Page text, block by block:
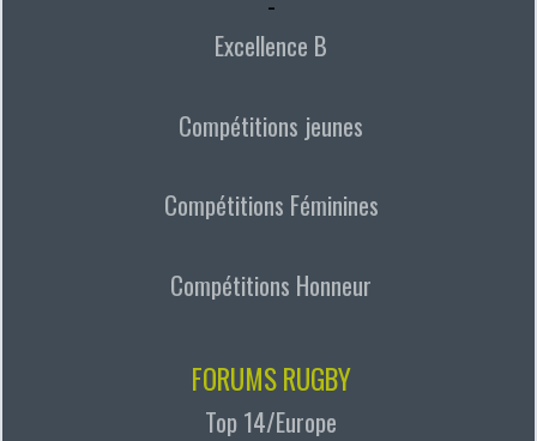
Excellence B
Compétitions jeunes
Compétitions Féminines
Compétitions Honneur
FORUMS RUGBY
Top 14/Europe